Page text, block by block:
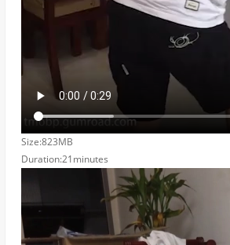
Size:823MB
Duration:21minutes